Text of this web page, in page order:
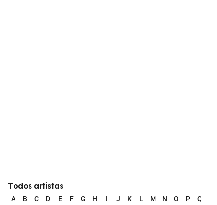
Todos artistas
A B C D E F G H I J K L M N O P Q